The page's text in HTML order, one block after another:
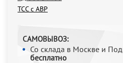
ТСС с АВР
САМОВЫВОЗ:
Со склада в Москве и
бесплатно